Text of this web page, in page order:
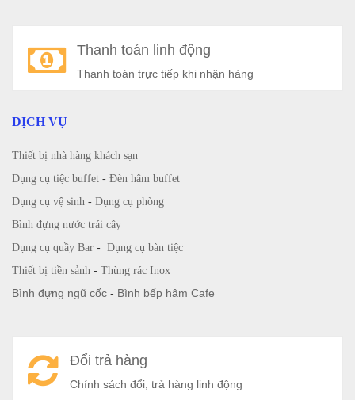
Thanh toán linh động
Thanh toán trực tiếp khi nhận hàng
DỊCH VỤ
Thiết bị nhà hàng khách sạn
Dụng cụ tiệc buffet - Đèn hâm buffet
Dụng cụ vệ sinh - Dụng cụ phòng
Bình đựng nước trái cây
Dụng cụ quầy Bar - Dụng cụ bàn tiệc
Thiết bị tiền sảnh - Thùng rác Inox
Bình đựng ngũ cốc - Bình bếp hâm Cafe
Đổi trả hàng
Chính sách đổi, trả hàng linh động